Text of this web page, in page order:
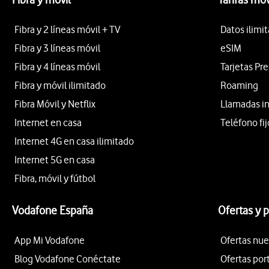
Fibra y 2 líneas móvil + TV
Fibra y 3 líneas móvil
Fibra y 4 líneas móvil
Fibra y móvil ilimitado
Fibra Móvil y Netflix
Internet en casa
Internet 4G en casa ilimitado
Internet 5G en casa
Fibra, móvil y fútbol
Datos
eSIM
Tarjetas
Roaming
Llamadas
Teléfono
Vodafone España
App Mi Vodafone
Blog Vodafone Conéctate
Ofertas y
Ofertas
Ofertas